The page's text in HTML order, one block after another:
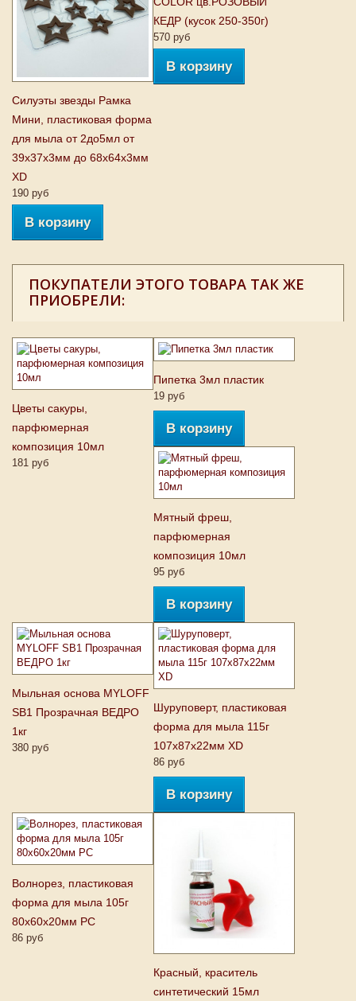
Силуэты звезды Рамка
Мини, пластиковая форма
для мыла от 2до5мл от
39х37х3мм до 68х64х3мм
XD
190 руб
В корзину
КЕДР (кусок 250-350г)
570 руб
В корзину
ПОКУПАТЕЛИ ЭТОГО ТОВАРА ТАК ЖЕ
ПРИОБРЕЛИ:
Цветы сакуры,
парфюмерная
композиция 10мл
181 руб
Пипетка 3мл пластик
19 руб
В корзину
Мятный фреш,
парфюмерная
композиция 10мл
95 руб
В корзину
Мыльная основа MYLOFF
SB1 Прозрачная ВЕДРО
1кг
380 руб
Шуруповерт, пластиковая
форма для мыла 115г
107х87х22мм XD
86 руб
В корзину
Волнорез, пластиковая
форма для мыла 105г
80х60х20мм PC
86 руб
Красный, краситель
синтетический 15мл